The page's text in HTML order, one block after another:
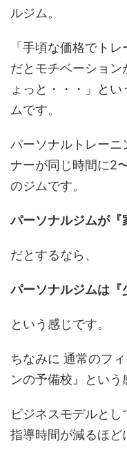
ルジム。
「手頃な価格でト
だとモチベーショ
ょっと・・・」と
ムです。
パーソナルトレーニ
ナーが同じ時間に2
のジムです。
パーソナルジムが『
だとするなら、
パーソナルジムは『
という感じです。
ちなみに 通常のフ
ンの予備校』という
ビジネスモデルと
指導時間が減るほど